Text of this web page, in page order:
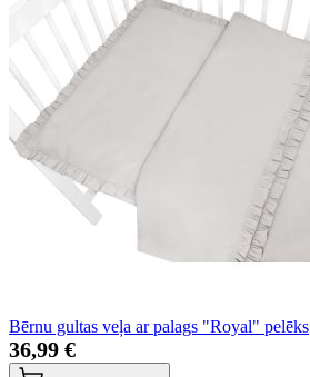
Bērnu gultas veļa ar palags "Royal" pelēks
36,99 €